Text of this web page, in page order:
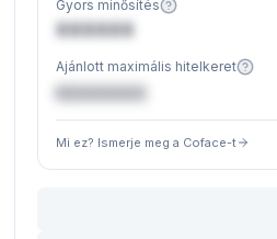
Gyors minősítés
XXXXXX
Ajánlott maximális hitelkeret
€XXXXXX
Mi ez? Ismerje meg a Coface-t